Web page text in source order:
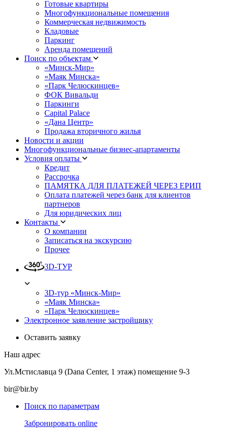
Готовые квартиры
Многофункциональные помещения
Коммерческая недвижимость
Кладовые
Паркинг
Аренда помещений
Поиск по объектам
«Минск-Мир»
«Маяк Минска»
«Парк Челюскинцев»
ФОК Вивальди
Паркинги
Capital Palace
«Дана Центр»
Продажа вторичного жилья
Новости и акции
Многофункциональные бизнес-апартаменты
Условия оплаты
Кредит
Рассрочка
ПАМЯТКА ДЛЯ ПЛАТЕЖЕЙ ЧЕРЕЗ ЕРИП
Оплата платежей через банк для клиентов
партнеров
Для юридических лиц
Контакты
О компании
Записаться на экскурсию
Прочее
3D-ТУР
3D-тур «Минск-Мир»
«Маяк Минска»
«Парк Челюскинцев»
Электронное заявление застройщику
Оставить заявку
Наш адрес
Ул.Мстиславца 9 (Dana Center, 1 этаж) помещение 9-3
bir@bir.by
Поиск по параметрам
Забронировать online